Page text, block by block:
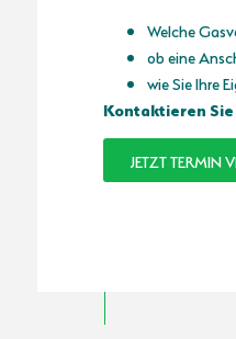
Welche
ob eine
wie Sie Ihre
Kontaktieren Sie
JETZT TERMIN